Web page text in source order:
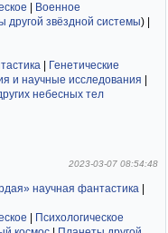
Военное
другой звёздной системы)
Генетические
и научные исследования
небесных тел
2023-03-07 08:54:48
научная фантастика
Психологическое